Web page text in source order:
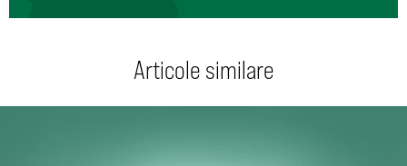
Articole similare